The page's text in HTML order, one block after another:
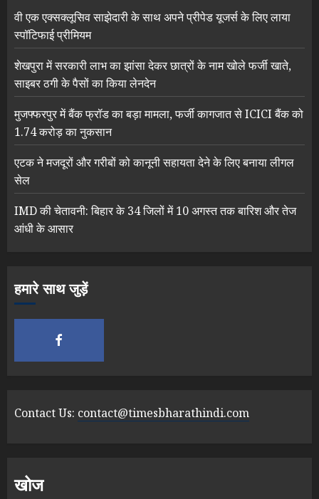
वी एक एक्सक्लूसिव साझेदारी के साथ अपने प्रीपेड यूजर्स के लिए लाया
स्पॉटिफाई प्रीमियम
शेखपुरा में सरकारी लाभ का झांसा देकर छात्रों के नाम खोले फर्जी खाते,
साइबर ठगी के पैसों का किया लेनदेन
मुजफ्फरपुर में बैंक फ्रॉड का बड़ा मामला, फर्जी कागजात से ICICI बैंक को
1.74 करोड़ का नुकसान
एटक ने मजदूरों और गरीबों को कानूनी सहायता देने के लिए बनाया लीगल
सेल
IMD की चेतावनी: बिहार के 34 जिलों में 10 अगस्त तक बारिश और तेज
आंधी के आसार
हमारे साथ जुड़ें
Contact Us: contact@timesbharathindi.com
खोज